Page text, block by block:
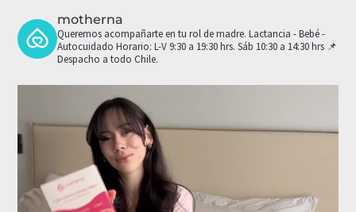
motherna
Queremos acompañarte en tu rol de madre. Lactancia - Bebé -
Autocuidado Horario: L-V 9:30 a 19:30 hrs. Sáb 10:30 a 14:30 hrs 📌
Despacho a todo Chile.